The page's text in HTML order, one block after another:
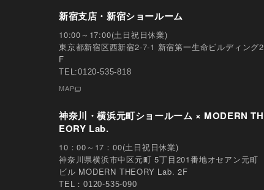
新宿支店・新宿ショールーム
10:00～17:00(土日祝日休業)
東京都新宿区西新宿2-7-1 新宿第一生命ビルディング2
F
TEL:0120-535-818
MAP
神奈川・横浜元町ショールーム × MODERN TH
EORY Lab.
10：00～17：00(土日祝日休業)
神奈川県横浜市中区元町 5丁⽬201番地オセアン元町
ビル MODERN THEORY Lab. 2F
TEL：0120-535-090